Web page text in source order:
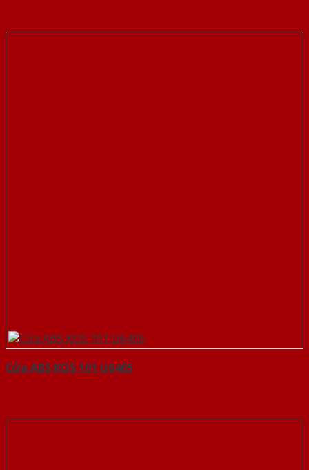
Cửa ABS KOS 101 U6405